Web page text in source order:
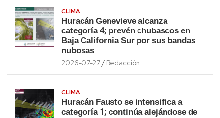
CLIMA
Huracán Genevieve alcanza
categoría 4; prevén chubascos en
Baja California Sur por sus bandas
nubosas
2026-07-27 Redacción
CLIMA
Huracán Fausto se intensifica a
categoría 1; continúa alejándose de